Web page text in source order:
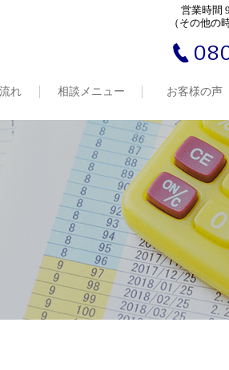
営業時間
（その他の
れ 相談メニュー お客様の声